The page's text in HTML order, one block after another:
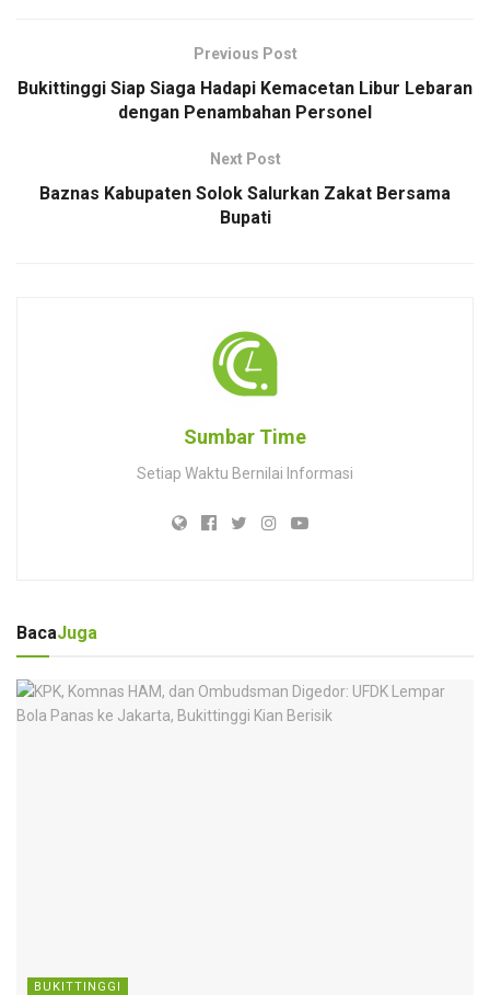
Previous Post
Bukittinggi Siap Siaga Hadapi Kemacetan Libur Lebaran
dengan Penambahan Personel
Next Post
Baznas Kabupaten Solok Salurkan Zakat Bersama
Bupati
Sumbar Time
Setiap Waktu Bernilai Informasi
BacaJuga
BUKITTINGGI